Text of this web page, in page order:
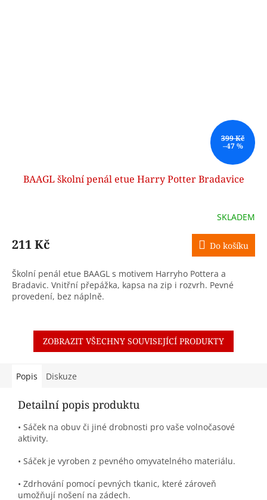
399 Kč
–47 %
BAAGL školní penál etue Harry Potter Bradavice
SKLADEM
211 Kč Do košíku
Školní penál etue BAAGL s motivem Harryho Pottera a
Bradavic. Vnitřní přepážka, kapsa na zip i rozvrh. Pevné
provedení, bez náplně.
ZOBRAZIT VŠECHNY SOUVISEJÍCÍ PRODUKTY
Popis Diskuze
Detailní popis produktu
• Sáček na obuv či jiné drobnosti pro vaše volnočasové
aktivity.
• Sáček je vyroben z pevného omyvatelného materiálu.
• Zdrhování pomocí pevných tkanic, které zároveň
umožňují nošení na zádech.